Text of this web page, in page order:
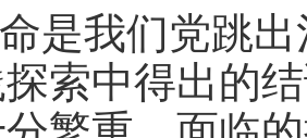
是我们党跳
索中得出的